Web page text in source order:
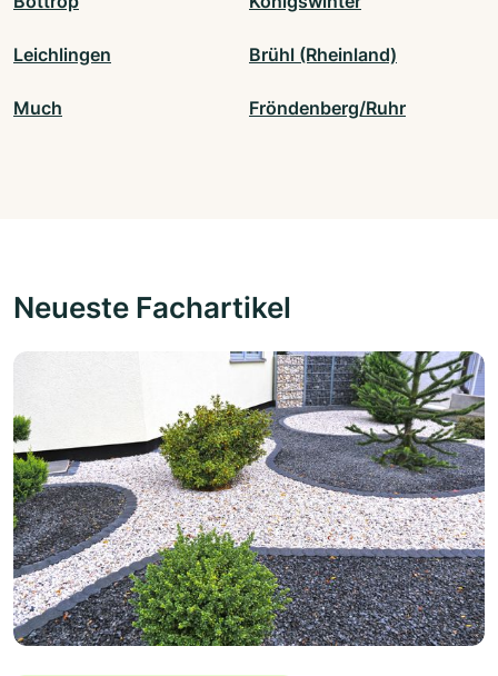
Leichlingen Brühl (Rheinland)
Much Fröndenberg/Ruhr
Neueste Fachartikel